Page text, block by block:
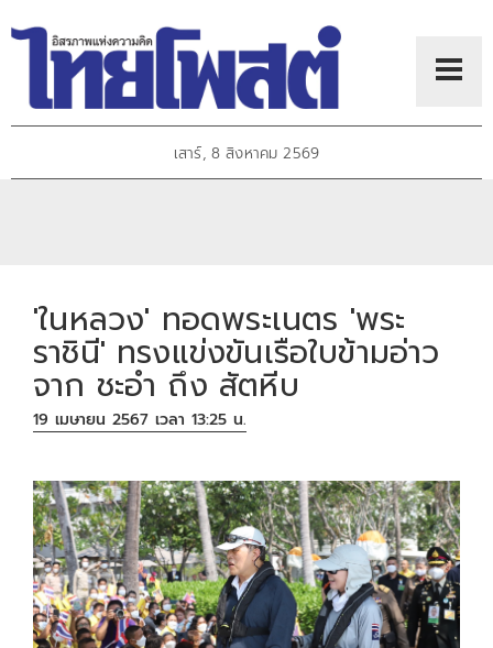
เสาร์, 8 สิงหาคม 2569
'ในหลวง' ทอดพระเนตร 'พระ
ราชินี' ทรงแข่งขันเรือใบข้ามอ่าว
จาก ชะอำ ถึง สัตหีบ
19 เมษายน 2567 เวลา 13:25 น.